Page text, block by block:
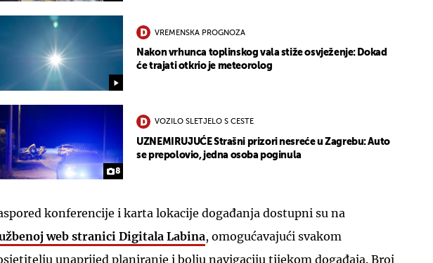
VREMENSKA PROGNOZA
Nakon vrhunca toplinskog vala stiže osvježenje: Dokad
će trajati otkrio je meteorolog
8
VOZILO SLETJELO S CESTE
UZNEMIRUJUĆE Strašni prizori nesreće u Zagrebu: Auto
se prepolovio, jedna osoba poginula
konferencije i karta lokacije događanja dostupni su na
web stranici Digitala Labina, omogućavajući svakom
unaprijed planiranje i bolju navigaciju tijekom događaja. Broj